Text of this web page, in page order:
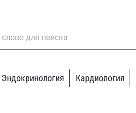
Эндокринология Кардиология